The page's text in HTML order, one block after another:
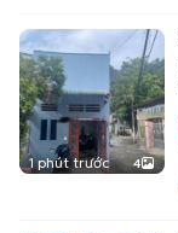
1 phút trước 4